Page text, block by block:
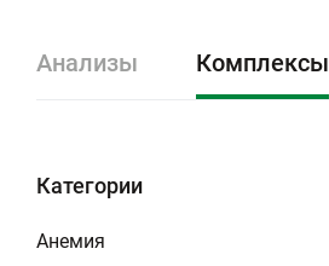
Анализы Комплексы
Категории
Анемия